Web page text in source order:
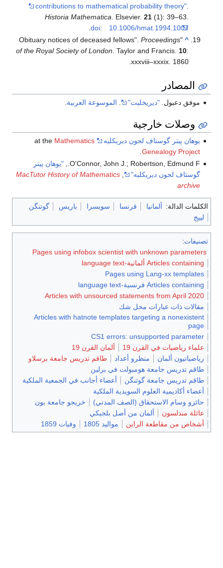
contributions to mathematical probability theory"
Historia Mathematica . Elsevier.21 (1): 39–63.
doi: 10.1006/hmat.1994.1007
.
^
"Obituary notices of deceased fellows".
Proceedings
of the Royal Society of London . Taylor and Francis. 10:
xxxviii–xxxix. 1860.
المصادر
موفق دعبول."ديريخليت" الموسوعة العربية
وصلات خارجية
يوهان پيتر گوستاف لجون ديريكليه at the
Mathematics
Genealogy Project
.
O'Connor, John J.; Robertson, Edmund F.,
"يوهان پيتر
گوستاف لجون ديريكليه"
,
MacTutor History of Mathematics
archive
الكلمات الدالة: ألمانيا فرنسا سويسرا باريس
گوتنگن
لييج
تصنيفات:
Pages using infobox scientist with unknown parameters
Articles containing ألمانية-language text
Pages using Lang-xx templates
Articles containing فرنسية-language text
Articles with unsourced statements from April 2020
مقالات ذات عبارات محل شك
Articles with hatnote templates targeting a nonexistent
page
CS1 errors: unsupported parameter
علماء رياضيات في القرن 19
ألمان القرن 19
رياضياتيون ألمان
منظرو أعداد
طاقم تدريس جامعة برسلاو
طاقم تدريس جامعة هومبولت في برلين
طاقم تدريس جامعة گوتنگن
أعضاء أجانب في الجمعية الملكية
أعضاء أكاديمية العلوم السويدية الملكية
حائزو وسام الاستحقاق (الصف المدني)
خريجو جامعة بون
عائلة مندلسون
ألمان من أصل بلجيكي
أشخاص من مقاطعة الراين
مواليد 1805 وفيات 1859